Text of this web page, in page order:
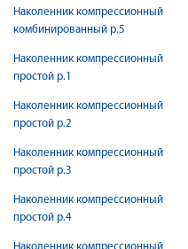
Наколенник компрессионный
комбинированный р.5
Наколенник компрессионный
простой р.1
Наколенник компрессионный
простой р.2
Наколенник компрессионный
простой р.3
Наколенник компрессионный
простой р.4